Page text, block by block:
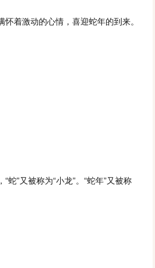
着激动的心情，喜迎蛇年的到来。
蛇”又被称为“小龙”。“蛇年”又被称